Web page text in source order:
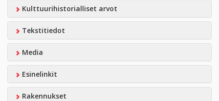
Kulttuurihistorialliset arvot
Tekstitiedot
Media
Esinelinkit
Rakennukset